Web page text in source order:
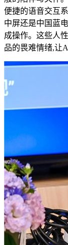
便捷的语音交互
中屏还是中国蓝
成操作。这些人
品的畏难情绪,让